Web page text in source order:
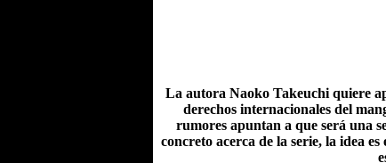
La autora Naoko Takeuchi quiere
derechos internacionales del
rumores apuntan a que será una
concreto acerca de la serie, la idea